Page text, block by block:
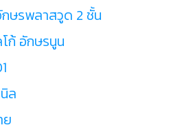
กษรพลาสวูด 2 ชั้น
ก้ อักษรนูน
ล